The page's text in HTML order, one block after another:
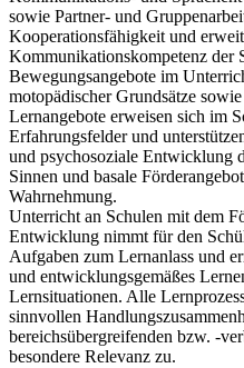
sowie Partner- und
Kooperationsfähigkeit und
Kommunikationskompetenz der
Bewegungsangebote im
motopädischer Grundsätze
Lernangebote erweisen sich im
Erfahrungsfelder und
und psychosoziale Entwicklung
Sinnen und basale
Wahrnehmung.
Unterricht an Schulen mit dem
Entwicklung nimmt für den
Aufgaben zum Lernanlass und
und entwicklungsgemäßes
Lernsituationen. Alle
sinnvollen
bereichsübergreifenden bzw. -
besondere Relevanz zu.